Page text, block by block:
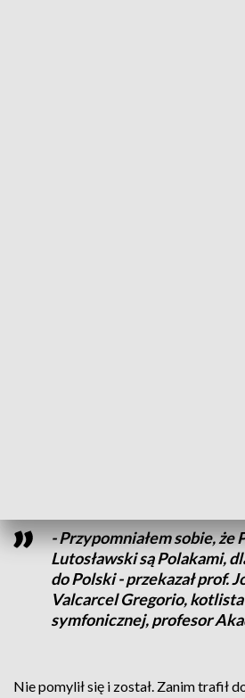
- Przypomniałem sobie, że
Lutosławski są Polakami,
do Polski - przekazał prof.
Valcarcel Gregorio,
symfonicznej, profesor
Nie pomylił się i został. Zanim trafił